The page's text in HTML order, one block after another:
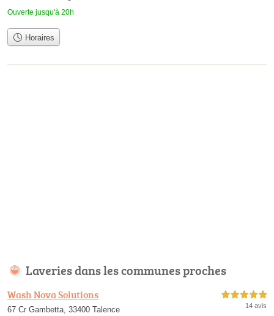
Ouverte jusqu'à 20h
Horaires
Laveries dans les communes proches
Wash Nova Solutions
67 Cr Gambetta, 33400 Talence
5,0 étoiles sur 5
14 avis